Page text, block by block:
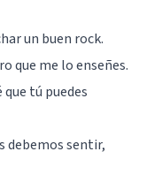
un buen rock.
que me lo enseñes.
tú puedes
debemos sentir,